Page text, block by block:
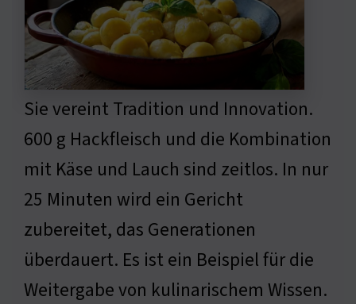
Sie vereint Tradition und Innovation.
600 g Hackfleisch und die Kombination
mit Käse und Lauch sind zeitlos. In nur
25 Minuten wird ein Gericht
zubereitet, das Generationen
überdauert. Es ist ein Beispiel für die
Weitergabe von kulinarischem Wissen.